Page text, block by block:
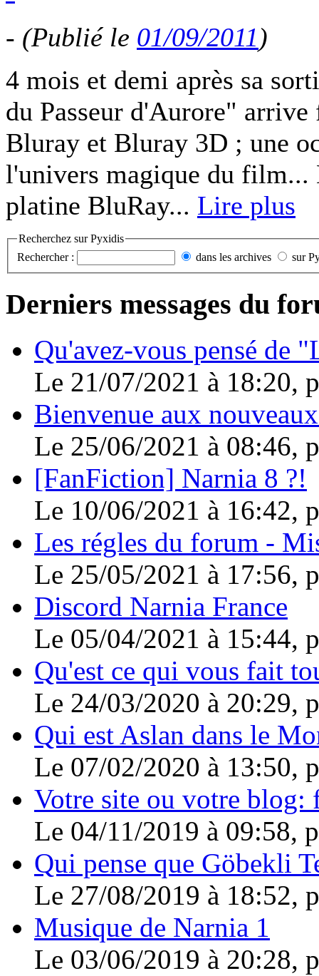
- (Publié le 01/09/2011 )
4 mois et demi après sa
du Passeur d'Aurore"
Bluray et Bluray 3D ; une
l'univers magique du film...
platine BluRay... Lire plus
Recherchez sur Pyxidis
Rechercher :
dans les archives sur
Derniers messages du
Qu'avez-vous pensé de
Le 21/07/2021 à 18:20,
Bienvenue aux
Le 25/06/2021 à 08:46,
[FanFiction] Narnia 8 ?!
Le 10/06/2021 à 16:42,
Les régles du forum -
Le 25/05/2021 à 17:56,
Discord Narnia France
Le 05/04/2021 à 15:44,
Qu'est ce qui vous fait
Le 24/03/2020 à 20:29,
Qui est Aslan dans le
Le 07/02/2020 à 13:50,
Votre site ou votre blog:
Le 04/11/2019 à 09:58,
Qui pense que Göbekli
Le 27/08/2019 à 18:52,
Musique de Narnia 1
Le 03/06/2019 à 20:28,